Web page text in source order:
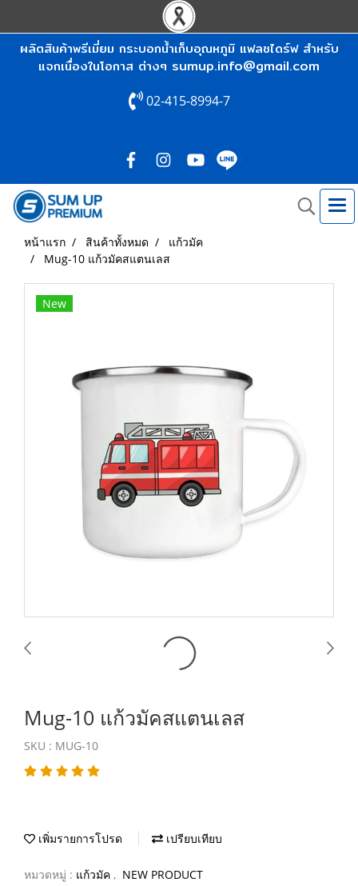
ผลิตสินค้าพรีเมี่ยม กระบอกน้ำเก็บอุณหภูมิ แฟลชไดร์ฟ สำหรับ
แจกเนื่องในโอกาส ต่างๆ sumup.info@gmail.com
02-415-8994-7
หน้าแรก สินค้าทั้งหมด
แก้วมัค
Mug-10 แก้วมัคสแตนเลส
New
Mug-10 แก้วมัคสแตนเลส
SKU : MUG-10
เพิ่มรายการโปรด เปรียบเทียบ
หมวดหมู่ : แก้วมัค , NEW PRODUCT